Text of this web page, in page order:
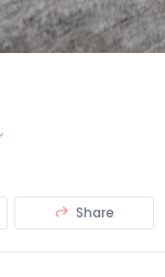
Share